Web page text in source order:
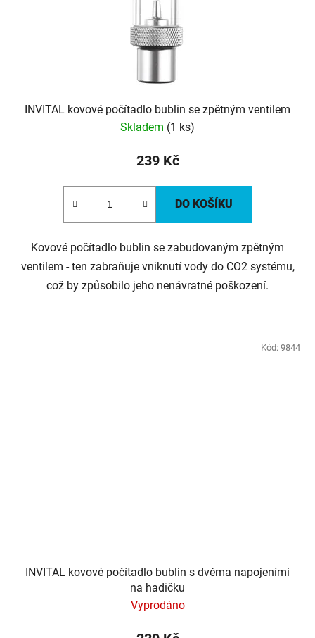
INVITAL kovové počítadlo bublin se zpětným ventilem
Skladem (1 ks)
239 Kč
DO KOŠÍKU
Kovové počítadlo bublin se zabudovaným zpětným
ventilem - ten zabraňuje vniknutí vody do CO2 systému,
což by způsobilo jeho nenávratné poškození.
INVITAL kovové počítadlo bublin s dvěma napojeními
na hadičku
Vyprodáno
Kód: 9844